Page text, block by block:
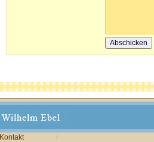
Kontakt